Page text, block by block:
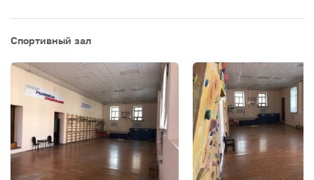
Спортивный зал